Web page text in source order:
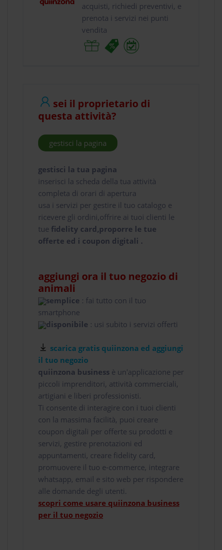
acquisti, richiedi preventivi, e
prenota i servizi nei punti
vendita
sei il proprietario di
questa attività?
gestisci la pagina
gestisci la tua pagina
inserisci la scheda della tua attività
completa di orari di apertura
usa i servizi per gestire il tuo catalogo e
ricevere gli ordini,offrire ai tuoi clienti le
tue fidelity card,proporre le tue
offerte ed i coupon digitali .
aggiungi ora il tuo negozio di
animali
semplice : fai tutto con il tuo
smartphone
disponibile : usi subito i servizi offerti
scarica gratis quiinzona ed aggiungi
il tuo negozio
quiinzona business è un'applicazione per
piccoli imprenditori, attività commerciali,
artigiani e liberi professionisti.
Ti consente di interagire con i tuoi clienti
con la massima facilità, puoi creare
coupon digitali per offerte su prodotti e
servizi, gestire prenotazioni ed
appuntamenti, creare fidelity card,
promuovere il tuo e-commerce, integrare
whatsapp, email e sito web per rispondere
alle domande degli utenti.
scopri come usare quiinzona business
per il tuo negozio